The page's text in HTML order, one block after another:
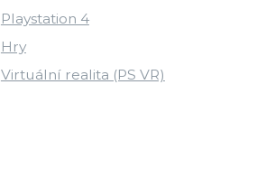
Playstation 4
Hry
Virtuální realita (PS VR)